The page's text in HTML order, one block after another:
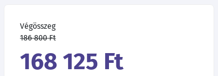
Végösszeg
186 800 Ft
168 125 Ft